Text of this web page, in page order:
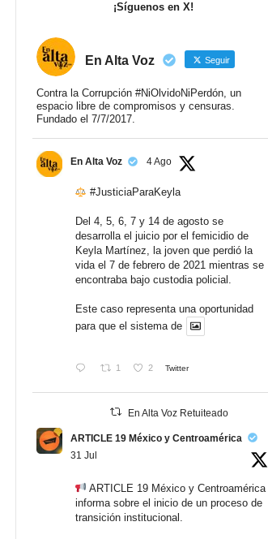
¡Síguenos en X!
En Alta Voz Seguir
Contra la Corrupción #NiOlvidoNiPerdón, un
espacio libre de compromisos y censuras.
Fundado el 7/7/2017.
En Alta Voz 4 Ago
#JusticiaParaKeyla
Del 4, 5, 6, 7 y 14 de agosto se
desarrolla el juicio por el femicidio de
Keyla Martínez, la joven que perdió la
vida el 7 de febrero de 2021 mientras se
encontraba bajo custodia policial.
Este caso representa una oportunidad
para que el sistema de
1 2 Twitter
En Alta Voz Retuiteado
ARTICLE 19 México y Centroamérica
31 Jul
ARTICLE 19 México y Centroamérica
informa sobre el inicio de un proceso de
transición institucional.